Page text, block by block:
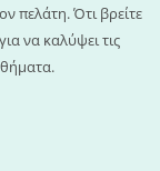
πελάτη. Ότι βρείτε
να καλύψει τις